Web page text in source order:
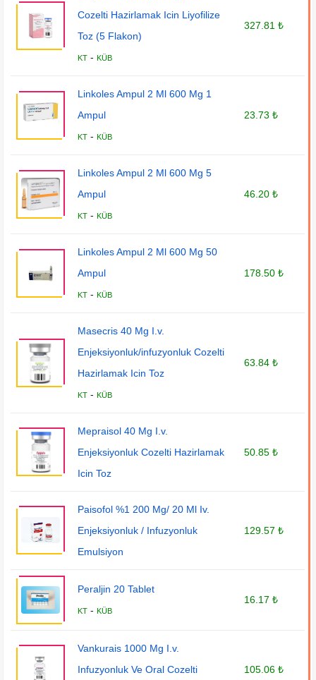
Cozelti Hazirlamak Icin Liyofilize
Toz (5 Flakon)
KT -KÜB
327.81 ₺
Linkoles Ampul 2 Ml 600 Mg 1
Ampul
KT -KÜB
23.73 ₺
Linkoles Ampul 2 Ml 600 Mg 5
Ampul
KT -KÜB
46.20 ₺
Linkoles Ampul 2 Ml 600 Mg 50
Ampul
KT -KÜB
178.50 ₺
Masecris 40 Mg I.v.
Enjeksiyonluk/infuzyonluk Cozelti
Hazirlamak Icin Toz
KT -KÜB
63.84 ₺
Mepraisol 40 Mg I.v.
Enjeksiyonluk Cozelti Hazirlamak
Icin Toz
50.85 ₺
Paisofol %1 200 Mg/ 20 Ml Iv.
Enjeksiyonluk / Infuzyonluk
Emulsiyon
129.57 ₺
Peraljin 20 Tablet
KT -KÜB
16.17 ₺
Vankurais 1000 Mg I.v.
Infuzyonluk Ve Oral Cozelti
105.06 ₺